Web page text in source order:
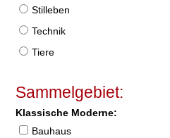
Stilleben
Technik
Tiere
Sammelgebiet:
Klassische Moderne:
Bauhaus